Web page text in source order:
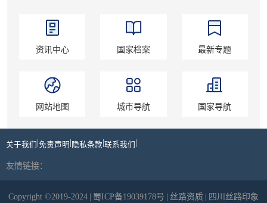
资讯中心 国家档案 最新专题
网站地图 城市导航 国家导航
关于我们 免责声明 隐私条款 联系我们
友情链接：
Copyright ©2019-2024 蜀ICP备19039178号 丝路资质 四川丝路印象